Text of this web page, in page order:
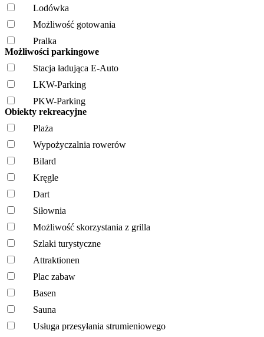
Lodówka
Możliwość gotowania
Pralka
Możliwości parkingowe
Stacja ładująca E-Auto
LKW-Parking
PKW-Parking
Obiekty rekreacyjne
Plaża
Wypożyczalnia rowerów
Bilard
Kręgle
Dart
Siłownia
Możliwość skorzystania z grilla
Szlaki turystyczne
Attraktionen
Plac zabaw
Basen
Sauna
Usługa przesyłania strumieniowego